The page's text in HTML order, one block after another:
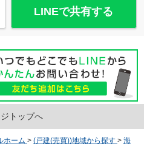
LINEで共有する
トップへ
ホーム > (戸建(売買))地域から探す > 海